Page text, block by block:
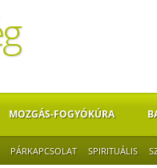
MOZGÁS-FOGYÓKÚRA
PÁRKAPCSOLAT SPIRITUÁLIS